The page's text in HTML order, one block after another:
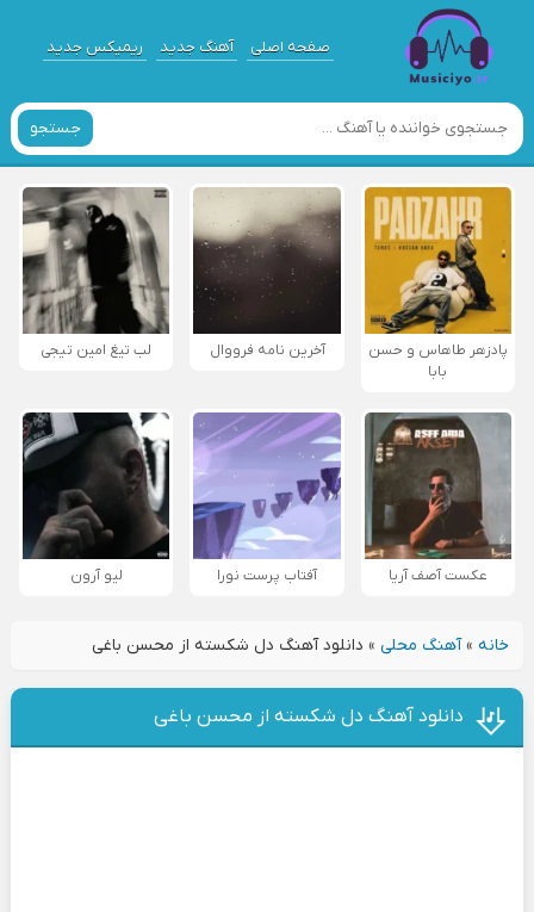
صفحه اصلی آهنگ جدید ریمیکس جدید
جستجو
پادزهر طاهاس و حسن
بابا
آخرین نامه فرووال لب تیغ امین تیجی
عکست آصف آریا آفتاب پرست نورا لیو آرون
خانه»آهنگ محلی» دانلود آهنگ دل شکسته از محسن باغی
دانلود آهنگ دل شکسته از محسن باغی